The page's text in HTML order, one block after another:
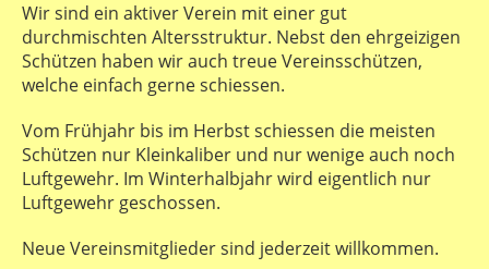
Wir sind ein aktiver Verein mit einer gut
durchmischten Altersstruktur. Nebst den ehrgeizigen
Schützen haben wir auch treue Vereinsschützen,
welche einfach gerne schiessen.
Vom Frühjahr bis im Herbst schiessen die meisten
Schützen nur Kleinkaliber und nur wenige auch noch
Luftgewehr. Im Winterhalbjahr wird eigentlich nur
Luftgewehr geschossen.
Neue Vereinsmitglieder sind jederzeit willkommen.